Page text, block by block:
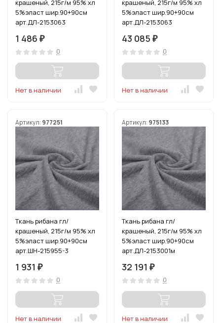
крашеный, 215г/м 95% хл
5%эласт шир.90+90см
арт.ДЛ-2153063
(1кг-2,52м)
1 486 ₽
0
Нет в наличии
крашеный, 215г/м 95% хл
5%эласт шир.90+90см
арт.ДЛ-2153063
(1кг-2,52м)
43 085 ₽
0
Нет в наличии
Артикул: 977251
Ткань рибана гл/
крашеный, 215г/м 95% хл
5%эласт шир.90+90см
арт.ШН-215955-3
1 931 ₽
0
Нет в наличии
Артикул: 975133
Ткань рибана гл/
крашеный, 215г/м 95% хл
5%эласт шир.90+90см
арт.ДЛ-2153001м
(1кг-2,52м)
32 191 ₽
0
Нет в наличии